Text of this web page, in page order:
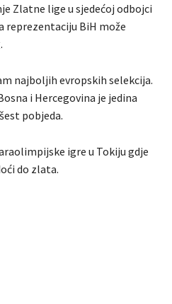
Zlatne lige u sjedećoj odbojci
reprezentaciju BiH može
najboljih evropskih selekcija.
i Hercegovina je jedina
pobjeda.
igre u Tokiju gdje
do zlata.